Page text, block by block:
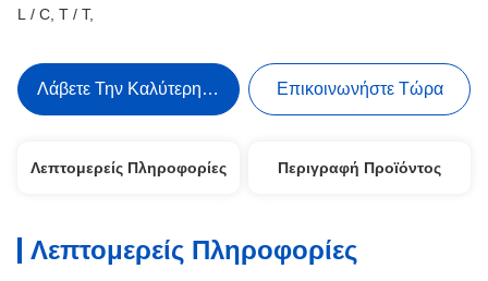
L / C, T / T,
Λάβετε Την Καλύτερη Τιμή Επικοινωνήστε Τώρα
Λεπτομερείς Πληροφορίες Περιγραφή Προϊόντος
Λεπτομερείς Πληροφορίες